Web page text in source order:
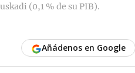
(0,1 % de su PIB).
Añádenos en Google